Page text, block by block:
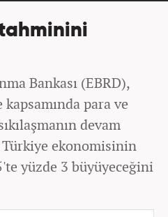
tahminini
Bankası (EBRD),
para ve
devam
ekonomisinin
yüzde 3 büyüyeceğini